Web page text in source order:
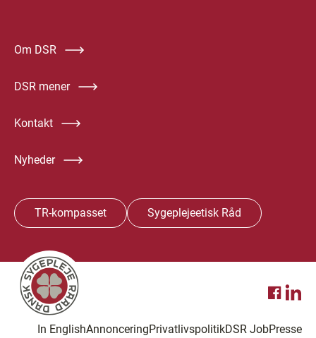
Om DSR
DSR mener
Kontakt
Nyheder
TR-kompasset Sygeplejeetisk Råd
In EnglishAnnonceringPrivatlivspolitikDSR JobPresse